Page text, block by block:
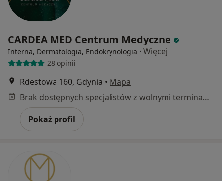
CARDEA MED Centrum Medyczne
Interna, Dermatologia, Endokrynologia · Więcej
28 opinii
Rdestowa 160, Gdynia • Mapa
Brak dostępnych specjalistów z wolnymi terminami w tym centrum medycznym.
Pokaż profil